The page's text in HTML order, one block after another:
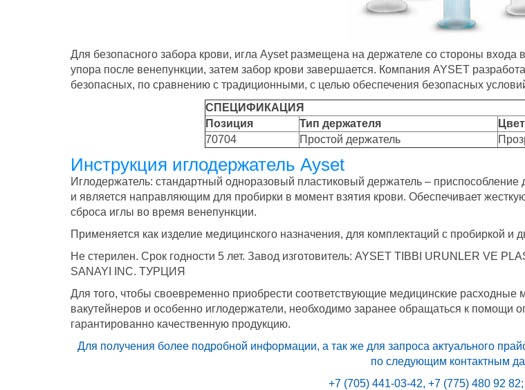
Для безопасного забора крови, игла Ayset размещена на держателе со стороны входа в
упора после венепункции, затем забор крови завершается. Компания AYSET
безопасных, по сравнению с традиционными, с целью обеспечения безопасных
СПЕЦИФИКАЦИЯ
Позиция
Тип держателя Цвет
70704
Простой держатель
Инструкция иглодержатель Ayset
Иглодержатель: стандартный одноразовый пластиковый держатель –
и является направляющим для пробирки в момент взятия крови. Обеспечивает
сброса иглы во время венепункции.
Применяется как изделие медицинского назначения, для комплектаций с пробиркой и
Не стерилен. Срок годности 5 лет. Завод изготовитель: AYSET TIBBI URUNLER VE
SANAYI INC. ТУРЦИЯ
Для того, чтобы своевременно приобрести соответствующие медицинские
вакутейнеров и особенно иглодержатели, необходимо заранее обращаться к помощи
гарантированно качественную продукцию.
Для получения более подробной информации, а так же для запроса актуального
по следующим контактным
+7 (705) 441-03-42, +7 (775) 480 92 82;